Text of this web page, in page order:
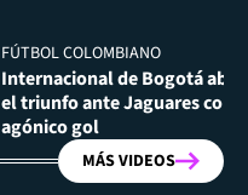
FÚTBOL COLOMBIANO
Internacional de Bogotá
el triunfo ante Jaguares con
agónico gol
MÁS VIDEOS